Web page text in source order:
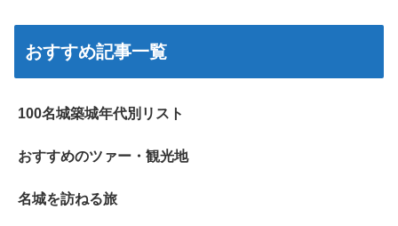
おすすめ記事一覧
100名城築城年代別リスト
おすすめのツァー・観光地
名城を訪ねる旅